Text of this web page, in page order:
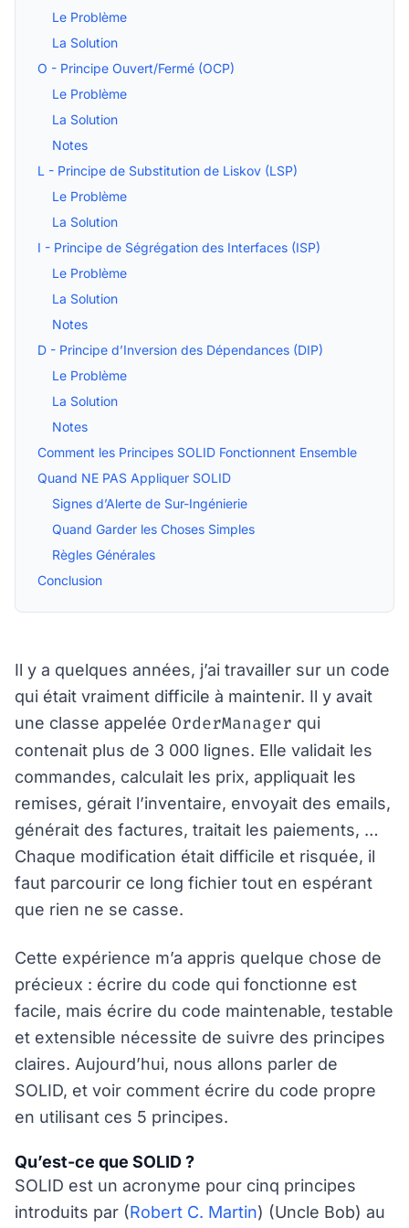
Le Problème
La Solution
O - Principe Ouvert/Fermé (OCP)
Le Problème
La Solution
Notes
L - Principe de Substitution de Liskov (LSP)
Le Problème
La Solution
I - Principe de Ségrégation des Interfaces (ISP)
Le Problème
La Solution
Notes
D - Principe d’Inversion des Dépendances (DIP)
Le Problème
La Solution
Notes
Comment les Principes SOLID Fonctionnent Ensemble
Quand NE PAS Appliquer SOLID
Signes d’Alerte de Sur-Ingénierie
Quand Garder les Choses Simples
Règles Générales
Conclusion
Il y a quelques années, j’ai travailler sur un code
qui était vraiment difficile à maintenir. Il y avait
une classe appelée OrderManager qui
contenait plus de 3 000 lignes. Elle validait les
commandes, calculait les prix, appliquait les
remises, gérait l’inventaire, envoyait des emails,
générait des factures, traitait les paiements, …
Chaque modification était difficile et risquée, il
faut parcourir ce long fichier tout en espérant
que rien ne se casse.
Cette expérience m’a appris quelque chose de
précieux : écrire du code qui fonctionne est
facile, mais écrire du code maintenable, testable
et extensible nécessite de suivre des principes
claires. Aujourd’hui, nous allons parler de
SOLID, et voir comment écrire du code propre
en utilisant ces 5 principes.
Qu’est-ce que SOLID ?
SOLID est un acronyme pour cinq principes
introduits par (Robert C. Martin) (Uncle Bob) au